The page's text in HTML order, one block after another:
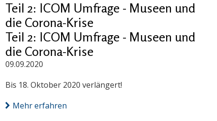
Teil 2: ICOM Umfrage - Museen und
die Corona-Krise
Teil 2: ICOM Umfrage - Museen und
die Corona-Krise
09.09.2020
Bis 18. Oktober 2020 verlängert!
Mehr erfahren